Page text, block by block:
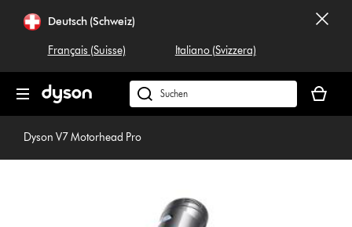
überspringenDeutsch (Schweiz)
Français (Suisse) Italiano (Svizzera)
Dyson.ch
durchsuchen
ist
Dyson V7 Motorhead Pro